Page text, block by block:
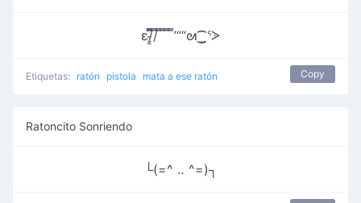
ε/̵͇̿̿/̿ ̿ ̿ ̿ ̿’““ᘛ⁐̤ᕐᐷ
Etiquetas: ratón pistola mata a ese ratón Copy
Ratoncito Sonriendo
└(=^ ‥ ^=)┐